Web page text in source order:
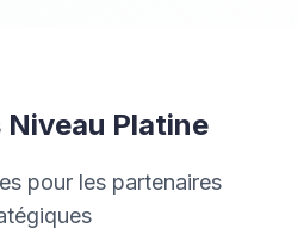
Platine
pour les partenaires